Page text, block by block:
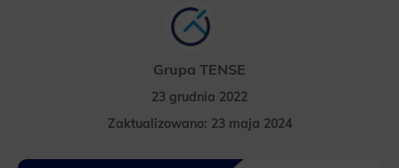
Grupa TENSE
23 grudnia 2022
Zaktualizowano: 23 maja 2024